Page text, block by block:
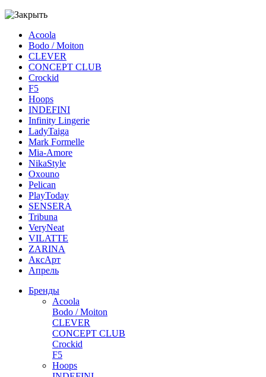
Acoola
Bodo / Moiton
CLEVER
CONCEPT CLUB
Crockid
F5
Hoops
INDEFINI
Infinity Lingerie
LadyTaiga
Mark Formelle
Mia-Amore
NikaStyle
Oxouno
Pelican
PlayToday
SENSERA
Tribuna
VeryNeat
VILATTE
ZARINA
АксАрт
Апрель
Бренды
Acoola
Bodo / Moiton
CLEVER
CONCEPT CLUB
Crockid
F5
Hoops